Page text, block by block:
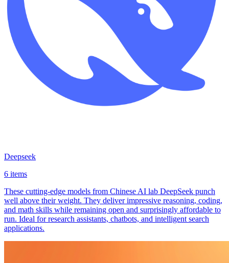
Deepseek
6 items
These cutting-edge models from Chinese AI lab DeepSeek punch
well above their weight. They deliver impressive reasoning, coding,
and math skills while remaining open and surprisingly affordable to
run. Ideal for research assistants, chatbots, and intelligent search
applications.